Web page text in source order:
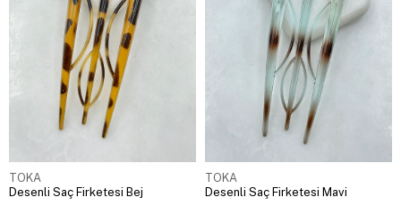
TOKA
Desenli Saç Firketesi Bej
TOKA
Desenli Saç Firketesi Mavi